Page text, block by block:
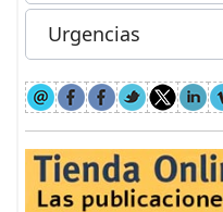
Urgencias